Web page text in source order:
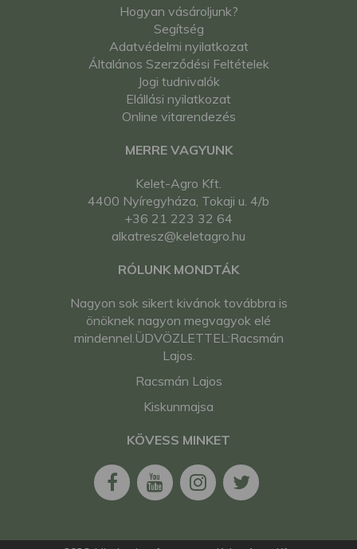
Hogyan vásároljunk?
Segítség
Adatvédelmi nyilatkozat
Általános Szerződési Feltételek
Jogi tudnivalók
Elállási nyilatkozat
Online vitarendezés
MERRE VAGYUNK
Kelet-Agro Kft.
4400 Nyíregyháza, Tokaji u. 4/b
+36 21 223 32 64
alkatresz@keletagro.hu
RÓLUNK MONDTÁK
Nagyon sok sikert kivánok továbbra is
önöknek nagyon megvagyok elé
mindennel.ÜDVÖZLETTEL:Racsmán
Lajos.
Racsmán Lajos
Kiskunmajsa
KÖVESS MINKET